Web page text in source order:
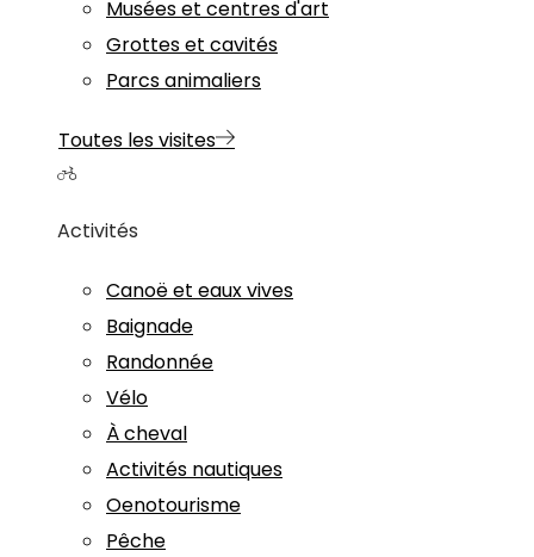
Musées et centres d'art
Grottes et cavités
Parcs animaliers
Toutes les visites
Activités
Canoë et eaux vives
Baignade
Randonnée
Vélo
À cheval
Activités nautiques
Oenotourisme
Pêche